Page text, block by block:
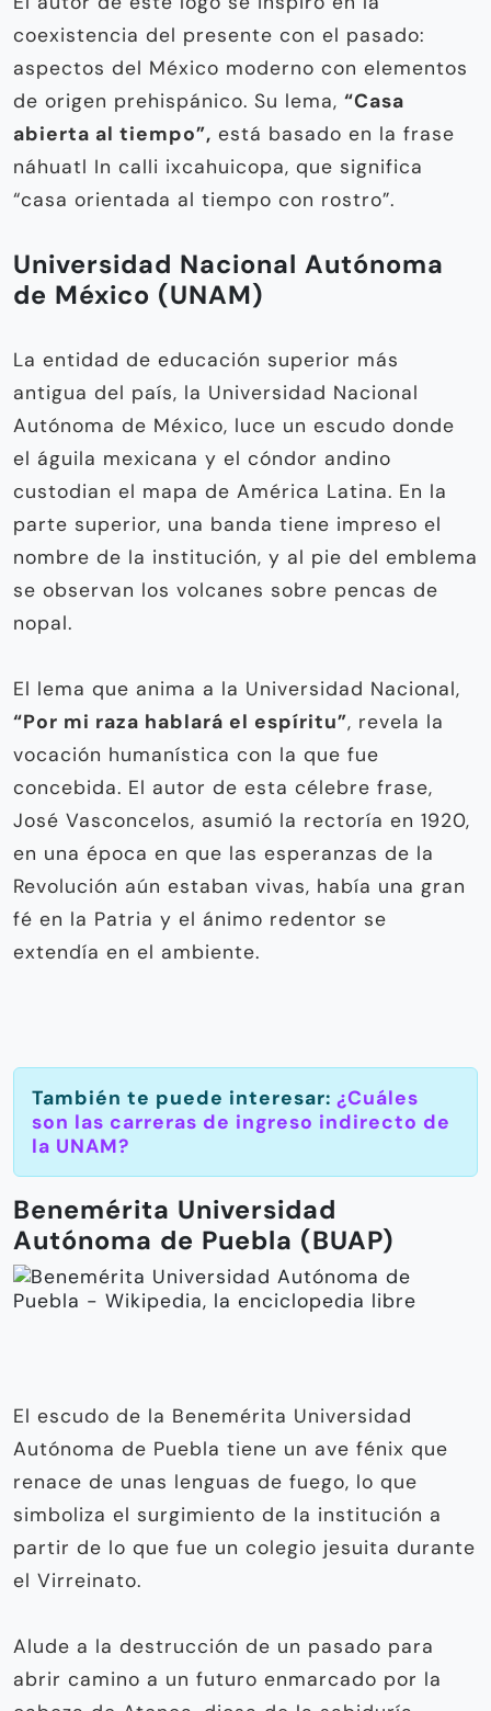
coexistencia del presente con el pasado:
aspectos del México moderno con elementos
de origen prehispánico. Su lema, “Casa
abierta al tiempo”, está basado en la frase
náhuatl In calli ixcahuicopa, que significa
“casa orientada al tiempo con rostro”.
Universidad Nacional Autónoma
de México (UNAM)
La entidad de educación superior más
antigua del país, la Universidad Nacional
Autónoma de México, luce un escudo donde
el águila mexicana y el cóndor andino
custodian el mapa de América Latina. En la
parte superior, una banda tiene impreso el
nombre de la institución, y al pie del emblema
se observan los volcanes sobre pencas de
nopal.
El lema que anima a la Universidad Nacional,
“Por mi raza hablará el espíritu”, revela la
vocación humanística con la que fue
concebida. El autor de esta célebre frase,
José Vasconcelos, asumió la rectoría en 1920,
en una época en que las esperanzas de la
Revolución aún estaban vivas, había una gran
fé en la Patria y el ánimo redentor se
extendía en el ambiente.
También te puede interesar: ¿Cuáles
son las carreras de ingreso indirecto de
la UNAM?
Benemérita Universidad
Autónoma de Puebla (BUAP)
El escudo de la Benemérita Universidad
Autónoma de Puebla tiene un ave fénix que
renace de unas lenguas de fuego, lo que
simboliza el surgimiento de la institución a
partir de lo que fue un colegio jesuita durante
el Virreinato.
Alude a la destrucción de un pasado para
abrir camino a un futuro enmarcado por la